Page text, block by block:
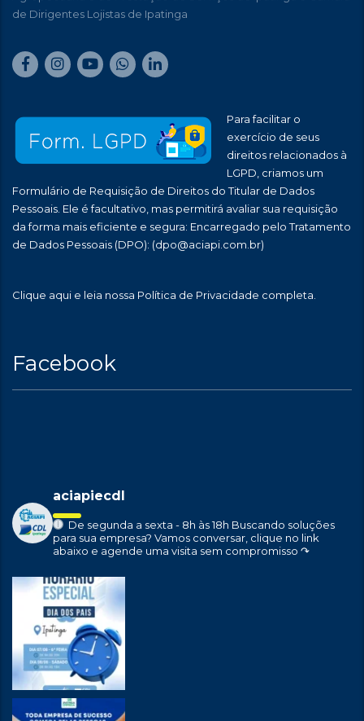
de Dirigentes Lojistas de Ipatinga
Para facilitar o
exercício de seus
direitos relacionados à
LGPD, criamos um
Formulário de Requisição de Direitos do Titular de Dados
Pessoais. Ele é facultativo, mas permitirá avaliar sua requisição
da forma mais eficiente e segura: Encarregado pelo Tratamento
de Dados Pessoais (DPO): (dpo@aciapi.com.br)
Clique aqui e leia nossa Política de Privacidade completa.
Facebook
aciapiecdl
De segunda a sexta - 8h às 18h Buscando soluções
para sua empresa? Vamos conversar, clique no link
abaixo e agende uma visita sem compromisso ↷